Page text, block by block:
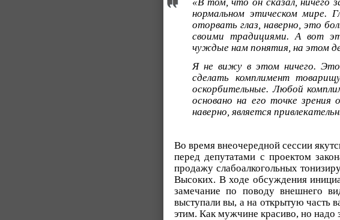
нормальном этическом мире.
оторвать глаз, наверно, это
своими традициями. А вот
чуждые нам понятия, на этом
Я не вижу в этом ничего.
сделать комплимент
оскорбительные. Любой
основано на его точке зрения
наверно, является
Во время внеочередной сессии
перед депутатами с проектом
продажу слабоалкогольных
Высоких. В ходе обсуждения
замечание по поводу внешнего
выступали вы, а на открытую часть
этим. Как мужчине красиво, но надо